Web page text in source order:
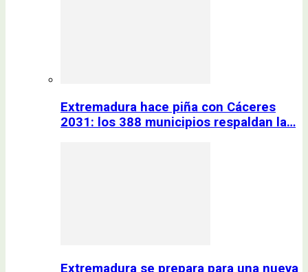
Extremadura hace piña con Cáceres
2031: los 388 municipios respaldan la…
Extremadura se prepara para una nueva